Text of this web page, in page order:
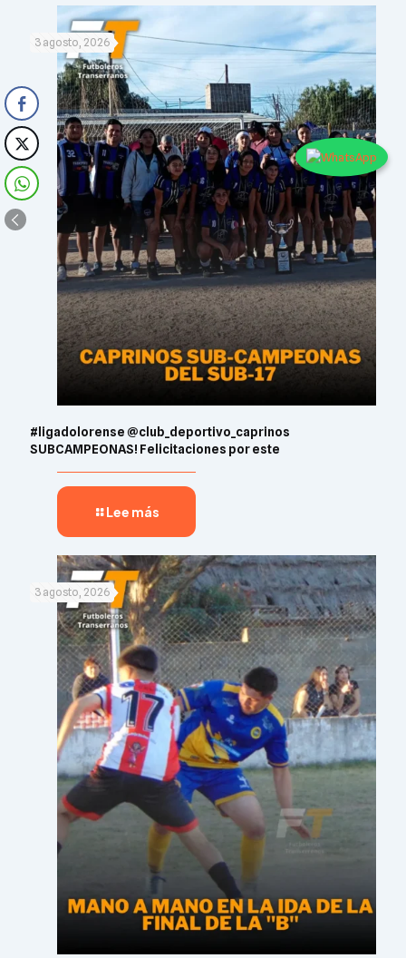
3 agosto, 2026
#ligadolorense @club_deportivo_caprinos
SUBCAMPEONAS! Felicitaciones por este
Lee más
3 agosto, 2026